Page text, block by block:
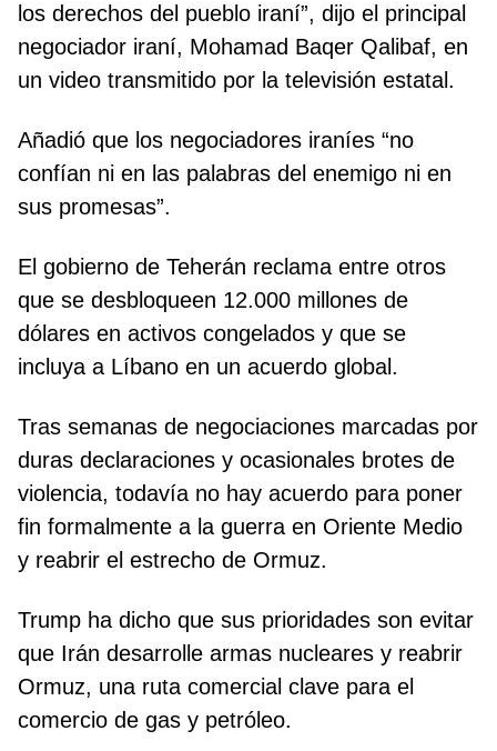
los derechos del pueblo iraní”, dijo el principal
negociador iraní, Mohamad Baqer Qalibaf, en
un video transmitido por la televisión estatal.
Añadió que los negociadores iraníes “no
confían ni en las palabras del enemigo ni en
sus promesas”.
El gobierno de Teherán reclama entre otros
que se desbloqueen 12.000 millones de
dólares en activos congelados y que se
incluya a Líbano en un acuerdo global.
Tras semanas de negociaciones marcadas por
duras declaraciones y ocasionales brotes de
violencia, todavía no hay acuerdo para poner
fin formalmente a la guerra en Oriente Medio
y reabrir el estrecho de Ormuz.
Trump ha dicho que sus prioridades son evitar
que Irán desarrolle armas nucleares y reabrir
Ormuz, una ruta comercial clave para el
comercio de gas y petróleo.